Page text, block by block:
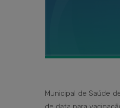
Municipal de Saúde